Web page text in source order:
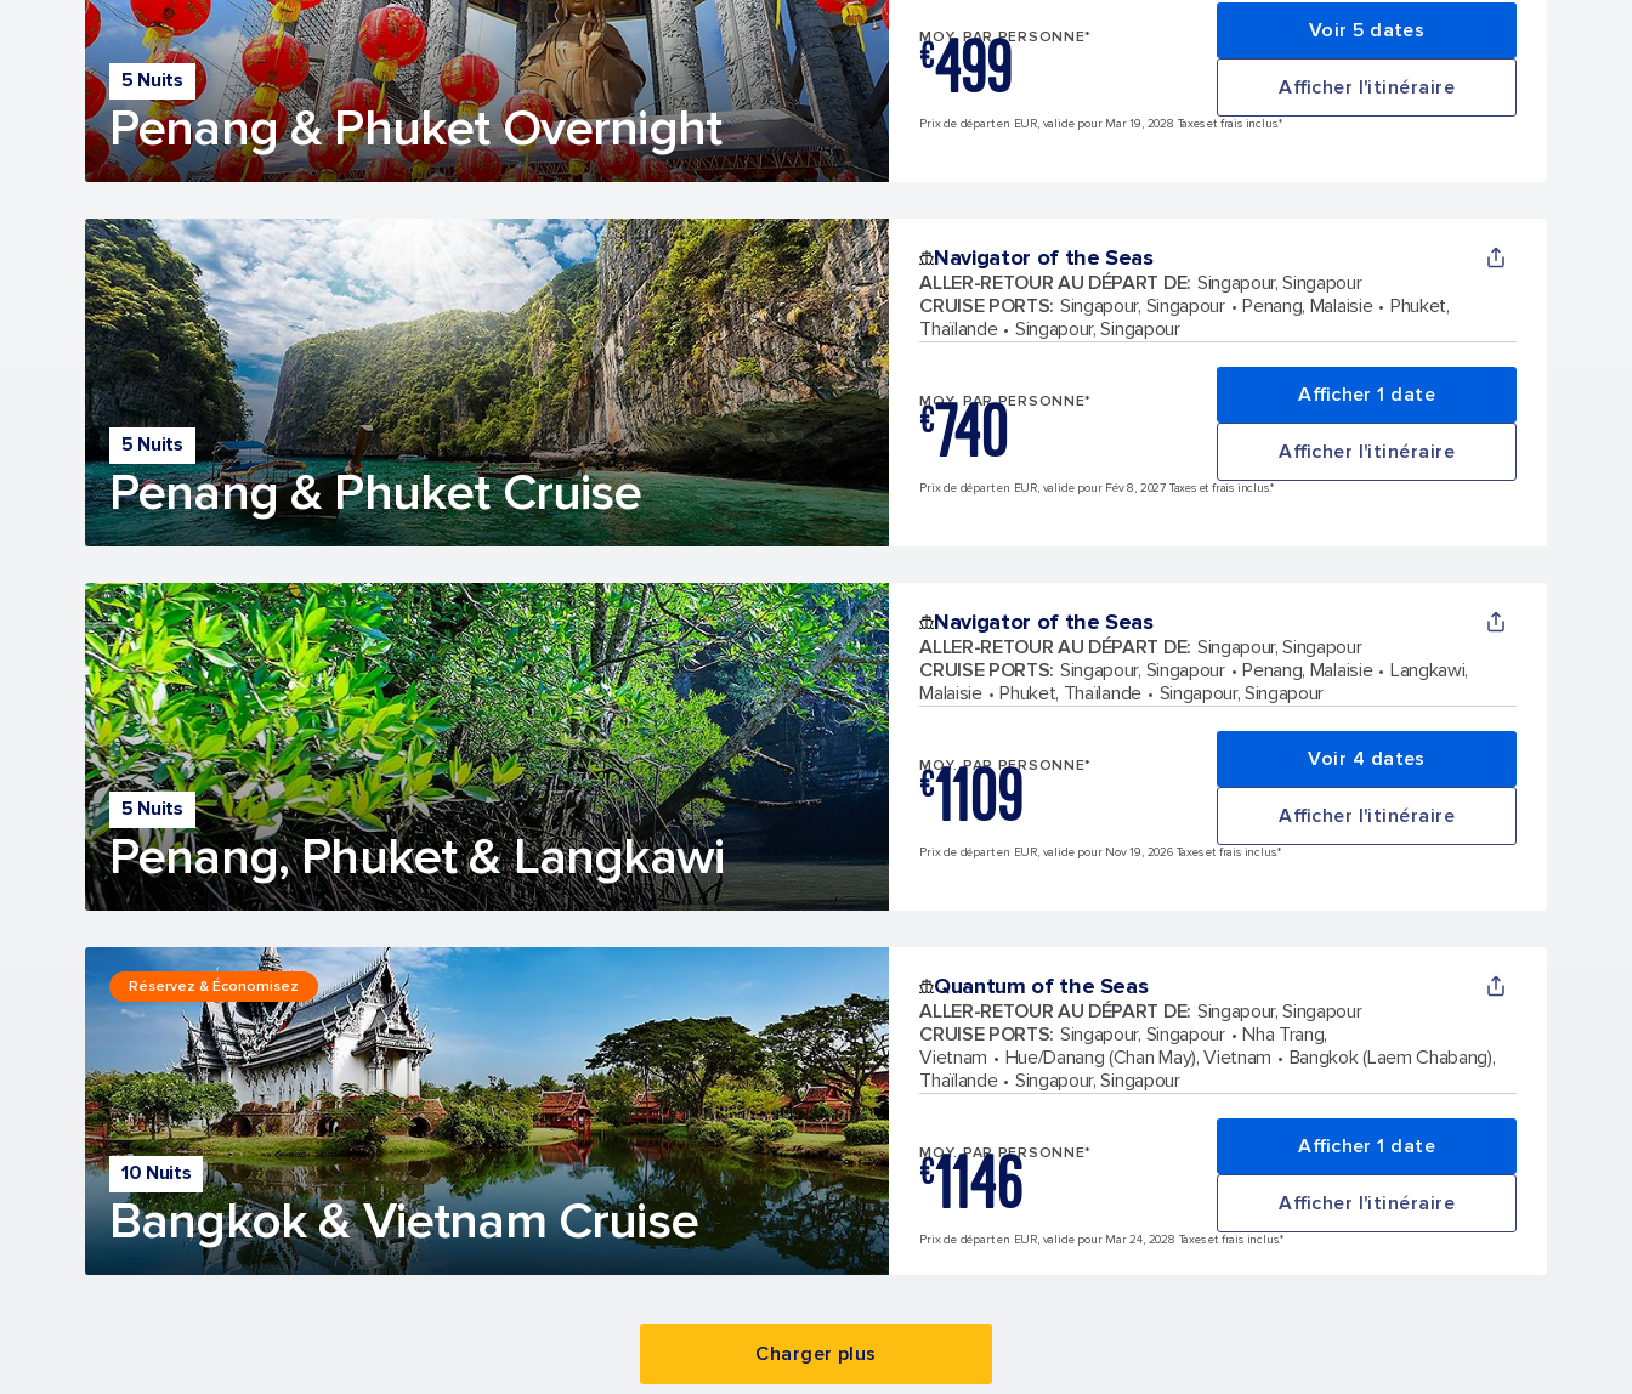
5 Nuits
Penang & Phuket Overnight
MOY. PAR PERSONNE*
€499 Voir 5 dates
Afficher l'itinéraire
Prix de départ en EUR, valide pour Mar 19, 2028 Taxes et frais inclus.*
5 Nuits
Penang & Phuket Cruise
Navigator of the Seas
ALLER-RETOUR AU DÉPART DE: Singapour, Singapour
CRUISE PORTS: Singapour, Singapour Penang, Malaisie
Phuket,
Thaïlande
Singapour, Singapour
MOY. PAR PERSONNE*
€740 Afficher 1 date
Afficher l'itinéraire
Prix de départ en EUR, valide pour Fév 8, 2027 Taxes et frais inclus.*
5 Nuits
Penang, Phuket & Langkawi
Navigator of the Seas
ALLER-RETOUR AU DÉPART DE: Singapour, Singapour
CRUISE PORTS: Singapour, Singapour Penang, Malaisie
Langkawi,
Malaisie
Phuket, Thaïlande Singapour, Singapour
MOY. PAR PERSONNE*
€1109 Voir 4 dates
Afficher l'itinéraire
Prix de départ en EUR, valide pour Nov 19, 2026 Taxes et frais inclus.*
10 Nuits
Bangkok & Vietnam Cruise
Réservez & Économisez Quantum of the Seas
ALLER-RETOUR AU DÉPART DE: Singapour, Singapour
CRUISE PORTS: Singapour, Singapour
Nha Trang,
Vietnam
Hue/Danang (Chan May), Vietnam
Bangkok (Laem Chabang),
Thaïlande
Singapour, Singapour
MOY. PAR PERSONNE*
€1146 Afficher 1 date
Afficher l'itinéraire
Prix de départ en EUR, valide pour Mar 24, 2028 Taxes et frais inclus.*
Charger plus